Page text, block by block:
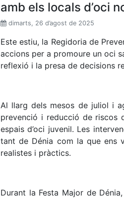
amb els locals d’oci
dimarts, 26 d’agost de 2025
Este estiu, la Regidoria de
accions per a promoure un oci
reflexió i la presa de decisions
Al llarg dels mesos de juliol i
prevenció i reducció de riscos
espais d’oci juvenil. Les
tant de Dénia com la que ens
realistes i pràctics.
Durant la Festa Major de